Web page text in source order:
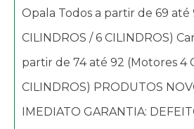
Opala Todos a partir de 69 até
CILINDROS / 6 CILINDROS)
partir de 74 até 92 (Motores 4
CILINDROS) PRODUTOS
IMEDIATO GARANTIA: